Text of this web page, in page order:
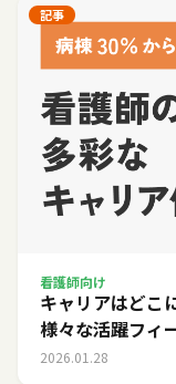
記事
看護師向け
キャリアはどこ
様々な活躍フィ
2026.01.28